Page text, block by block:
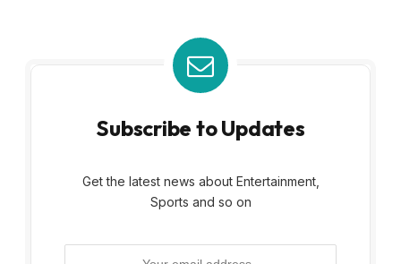
Subscribe to Updates
Get the latest news about Entertainment,
Sports and so on